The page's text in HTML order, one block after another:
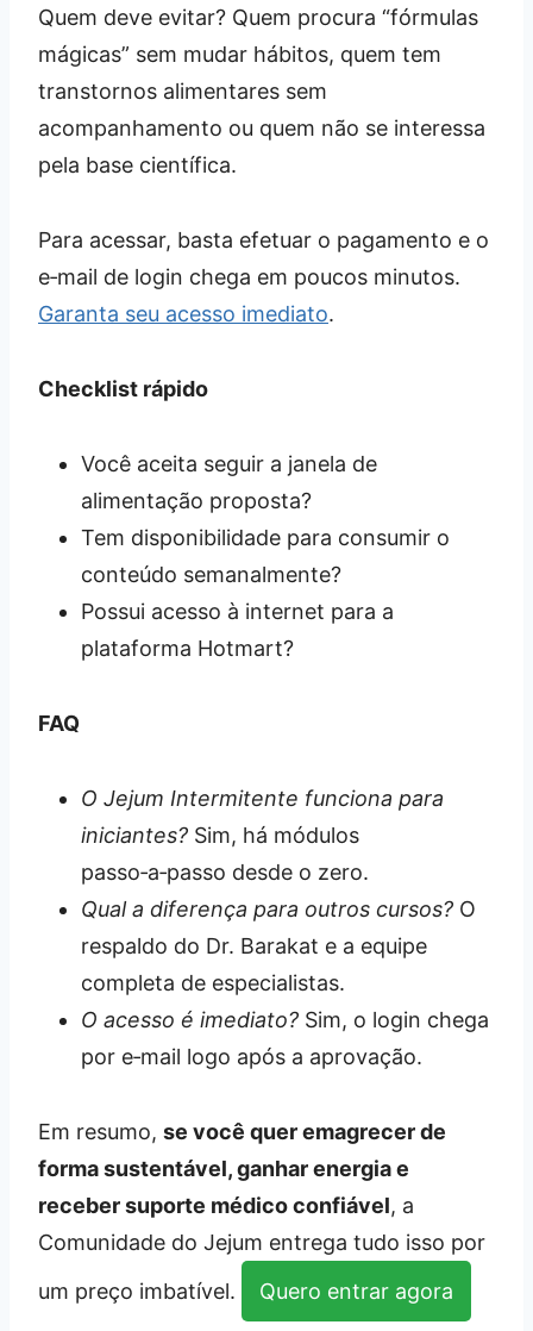
Quem deve evitar? Quem procura “fórmulas
mágicas” sem mudar hábitos, quem tem
transtornos alimentares sem
acompanhamento ou quem não se interessa
pela base científica.
Para acessar, basta efetuar o pagamento e o
e‑mail de login chega em poucos minutos.
Garanta seu acesso imediato.
Checklist rápido
Você aceita seguir a janela de
alimentação proposta?
Tem disponibilidade para consumir o
conteúdo semanalmente?
Possui acesso à internet para a
plataforma Hotmart?
FAQ
O Jejum Intermitente funciona para
iniciantes? Sim, há módulos
passo‑a‑passo desde o zero.
Qual a diferença para outros cursos? O
respaldo do Dr. Barakat e a equipe
completa de especialistas.
O acesso é imediato? Sim, o login chega
por e‑mail logo após a aprovação.
Em resumo, se você quer emagrecer de
forma sustentável, ganhar energia e
receber suporte médico confiável, a
Comunidade do Jejum entrega tudo isso por
um preço imbatível.
Quero entrar agora